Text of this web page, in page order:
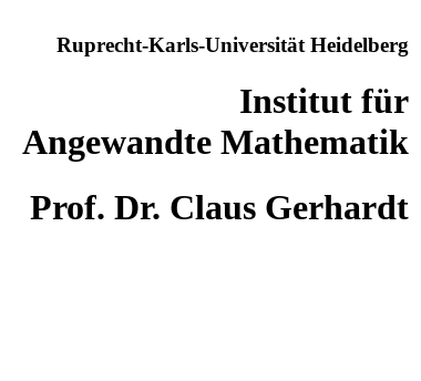
Ruprecht-Karls-Universität Heidelberg
Institut für
Angewandte Mathematik
Prof. Dr. Claus Gerhardt